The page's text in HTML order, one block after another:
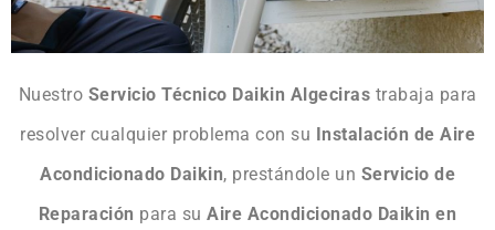
Nuestro Servicio Técnico Daikin Algeciras trabaja para
resolver cualquier problema con su Instalación de Aire
Acondicionado Daikin, prestándole un Servicio de
Reparación para suAire Acondicionado Daikin en